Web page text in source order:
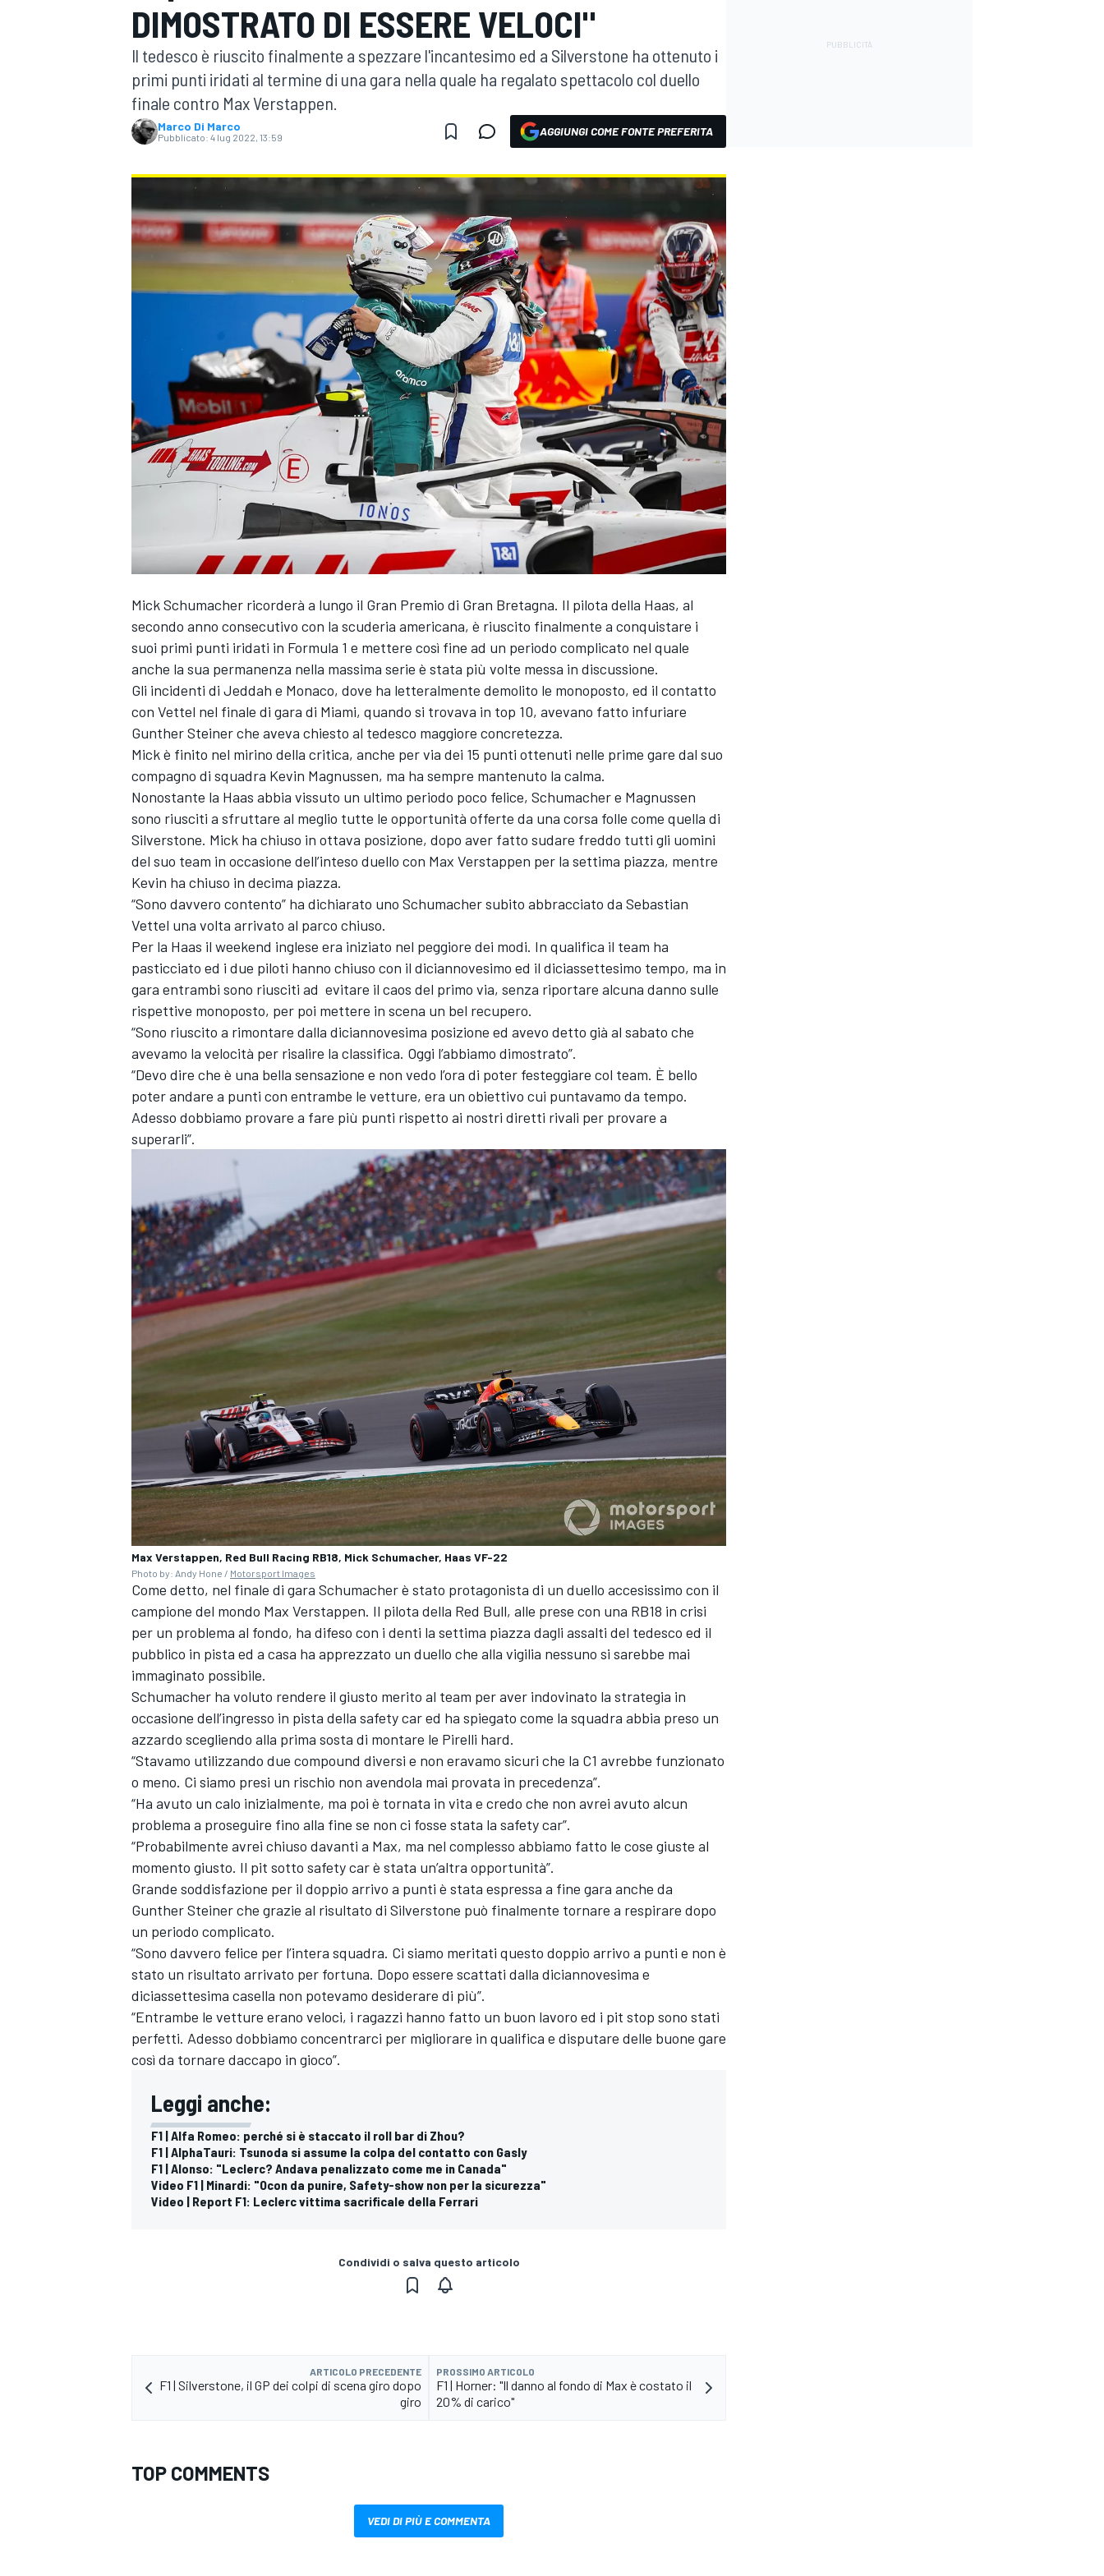
MOTOGP WEC
WRC
MONOPOSTO
MONOMARCA
RALLY
DIMOSTRATO DI ESSERE VELOCI"
Il tedesco è riuscito finalmente a spezzare l'incantesimo ed a Silverstone ha ottenuto i
primi punti iridati al termine di una gara nella quale ha regalato spettacolo col duello
finale contro Max Verstappen.
Marco Di Marco
Pubblicato: 4 lug 2022, 13:59 AGGIUNGI COME FONTE PREFERITA
Mick Schumacher ricorderà a lungo il Gran Premio di Gran Bretagna. Il pilota della Haas, al
secondo anno consecutivo con la scuderia americana, è riuscito finalmente a conquistare i
suoi primi punti iridati in Formula 1 e mettere così fine ad un periodo complicato nel quale
anche la sua permanenza nella massima serie è stata più volte messa in discussione.
Gli incidenti di Jeddah e Monaco, dove ha letteralmente demolito le monoposto, ed il contatto
con Vettel nel finale di gara di Miami, quando si trovava in top 10, avevano fatto infuriare
Gunther Steiner che aveva chiesto al tedesco maggiore concretezza.
Mick è finito nel mirino della critica, anche per via dei 15 punti ottenuti nelle prime gare dal suo
compagno di squadra Kevin Magnussen, ma ha sempre mantenuto la calma.
Nonostante la Haas abbia vissuto un ultimo periodo poco felice, Schumacher e Magnussen
sono riusciti a sfruttare al meglio tutte le opportunità offerte da una corsa folle come quella di
Silverstone. Mick ha chiuso in ottava posizione, dopo aver fatto sudare freddo tutti gli uomini
del suo team in occasione dell’inteso duello con Max Verstappen per la settima piazza, mentre
Kevin ha chiuso in decima piazza.
“Sono davvero contento” ha dichiarato uno Schumacher subito abbracciato da Sebastian
Vettel una volta arrivato al parco chiuso.
Per la Haas il weekend inglese era iniziato nel peggiore dei modi. In qualifica il team ha
pasticciato ed i due piloti hanno chiuso con il diciannovesimo ed il diciassettesimo tempo, ma in
gara entrambi sono riusciti ad evitare il caos del primo via, senza riportare alcuna danno sulle
rispettive monoposto, per poi mettere in scena un bel recupero.
“Sono riuscito a rimontare dalla diciannovesima posizione ed avevo detto già al sabato che
avevamo la velocità per risalire la classifica. Oggi l’abbiamo dimostrato”.
“Devo dire che è una bella sensazione e non vedo l’ora di poter festeggiare col team. È bello
poter andare a punti con entrambe le vetture, era un obiettivo cui puntavamo da tempo.
Adesso dobbiamo provare a fare più punti rispetto ai nostri diretti rivali per provare a
superarli”.
Max Verstappen, Red Bull Racing RB18, Mick Schumacher, Haas VF-22
Photo by: Andy Hone / Motorsport Images
Come detto, nel finale di gara Schumacher è stato protagonista di un duello accesissimo con il
campione del mondo Max Verstappen. Il pilota della Red Bull, alle prese con una RB18 in crisi
per un problema al fondo, ha difeso con i denti la settima piazza dagli assalti del tedesco ed il
pubblico in pista ed a casa ha apprezzato un duello che alla vigilia nessuno si sarebbe mai
immaginato possibile.
Schumacher ha voluto rendere il giusto merito al team per aver indovinato la strategia in
occasione dell’ingresso in pista della safety car ed ha spiegato come la squadra abbia preso un
azzardo scegliendo alla prima sosta di montare le Pirelli hard.
“Stavamo utilizzando due compound diversi e non eravamo sicuri che la C1 avrebbe funzionato
o meno. Ci siamo presi un rischio non avendola mai provata in precedenza”.
“Ha avuto un calo inizialmente, ma poi è tornata in vita e credo che non avrei avuto alcun
problema a proseguire fino alla fine se non ci fosse stata la safety car”.
“Probabilmente avrei chiuso davanti a Max, ma nel complesso abbiamo fatto le cose giuste al
momento giusto. Il pit sotto safety car è stata un’altra opportunità”.
Grande soddisfazione per il doppio arrivo a punti è stata espressa a fine gara anche da
Gunther Steiner che grazie al risultato di Silverstone può finalmente tornare a respirare dopo
un periodo complicato.
“Sono davvero felice per l’intera squadra. Ci siamo meritati questo doppio arrivo a punti e non è
stato un risultato arrivato per fortuna. Dopo essere scattati dalla diciannovesima e
diciassettesima casella non potevamo desiderare di più”.
“Entrambe le vetture erano veloci, i ragazzi hanno fatto un buon lavoro ed i pit stop sono stati
perfetti. Adesso dobbiamo concentrarci per migliorare in qualifica e disputare delle buone gare
così da tornare daccapo in gioco”.
Leggi anche:
F1 | Alfa Romeo: perché si è staccato il roll bar di Zhou?
F1 | AlphaTauri: Tsunoda si assume la colpa del contatto con Gasly
F1 | Alonso: "Leclerc? Andava penalizzato come me in Canada"
Video F1 | Minardi: "Ocon da punire, Safety-show non per la sicurezza"
Video | Report F1: Leclerc vittima sacrificale della Ferrari
Condividi o salva questo articolo
ARTICOLO PRECEDENTE
F1 | Silverstone, il GP dei colpi di scena giro dopo
giro
PROSSIMO ARTICOLO
F1 | Horner: "Il danno al fondo di Max è costato il
20% di carico"
TOP COMMENTS
VEDI DI PIÙ E COMMENTA